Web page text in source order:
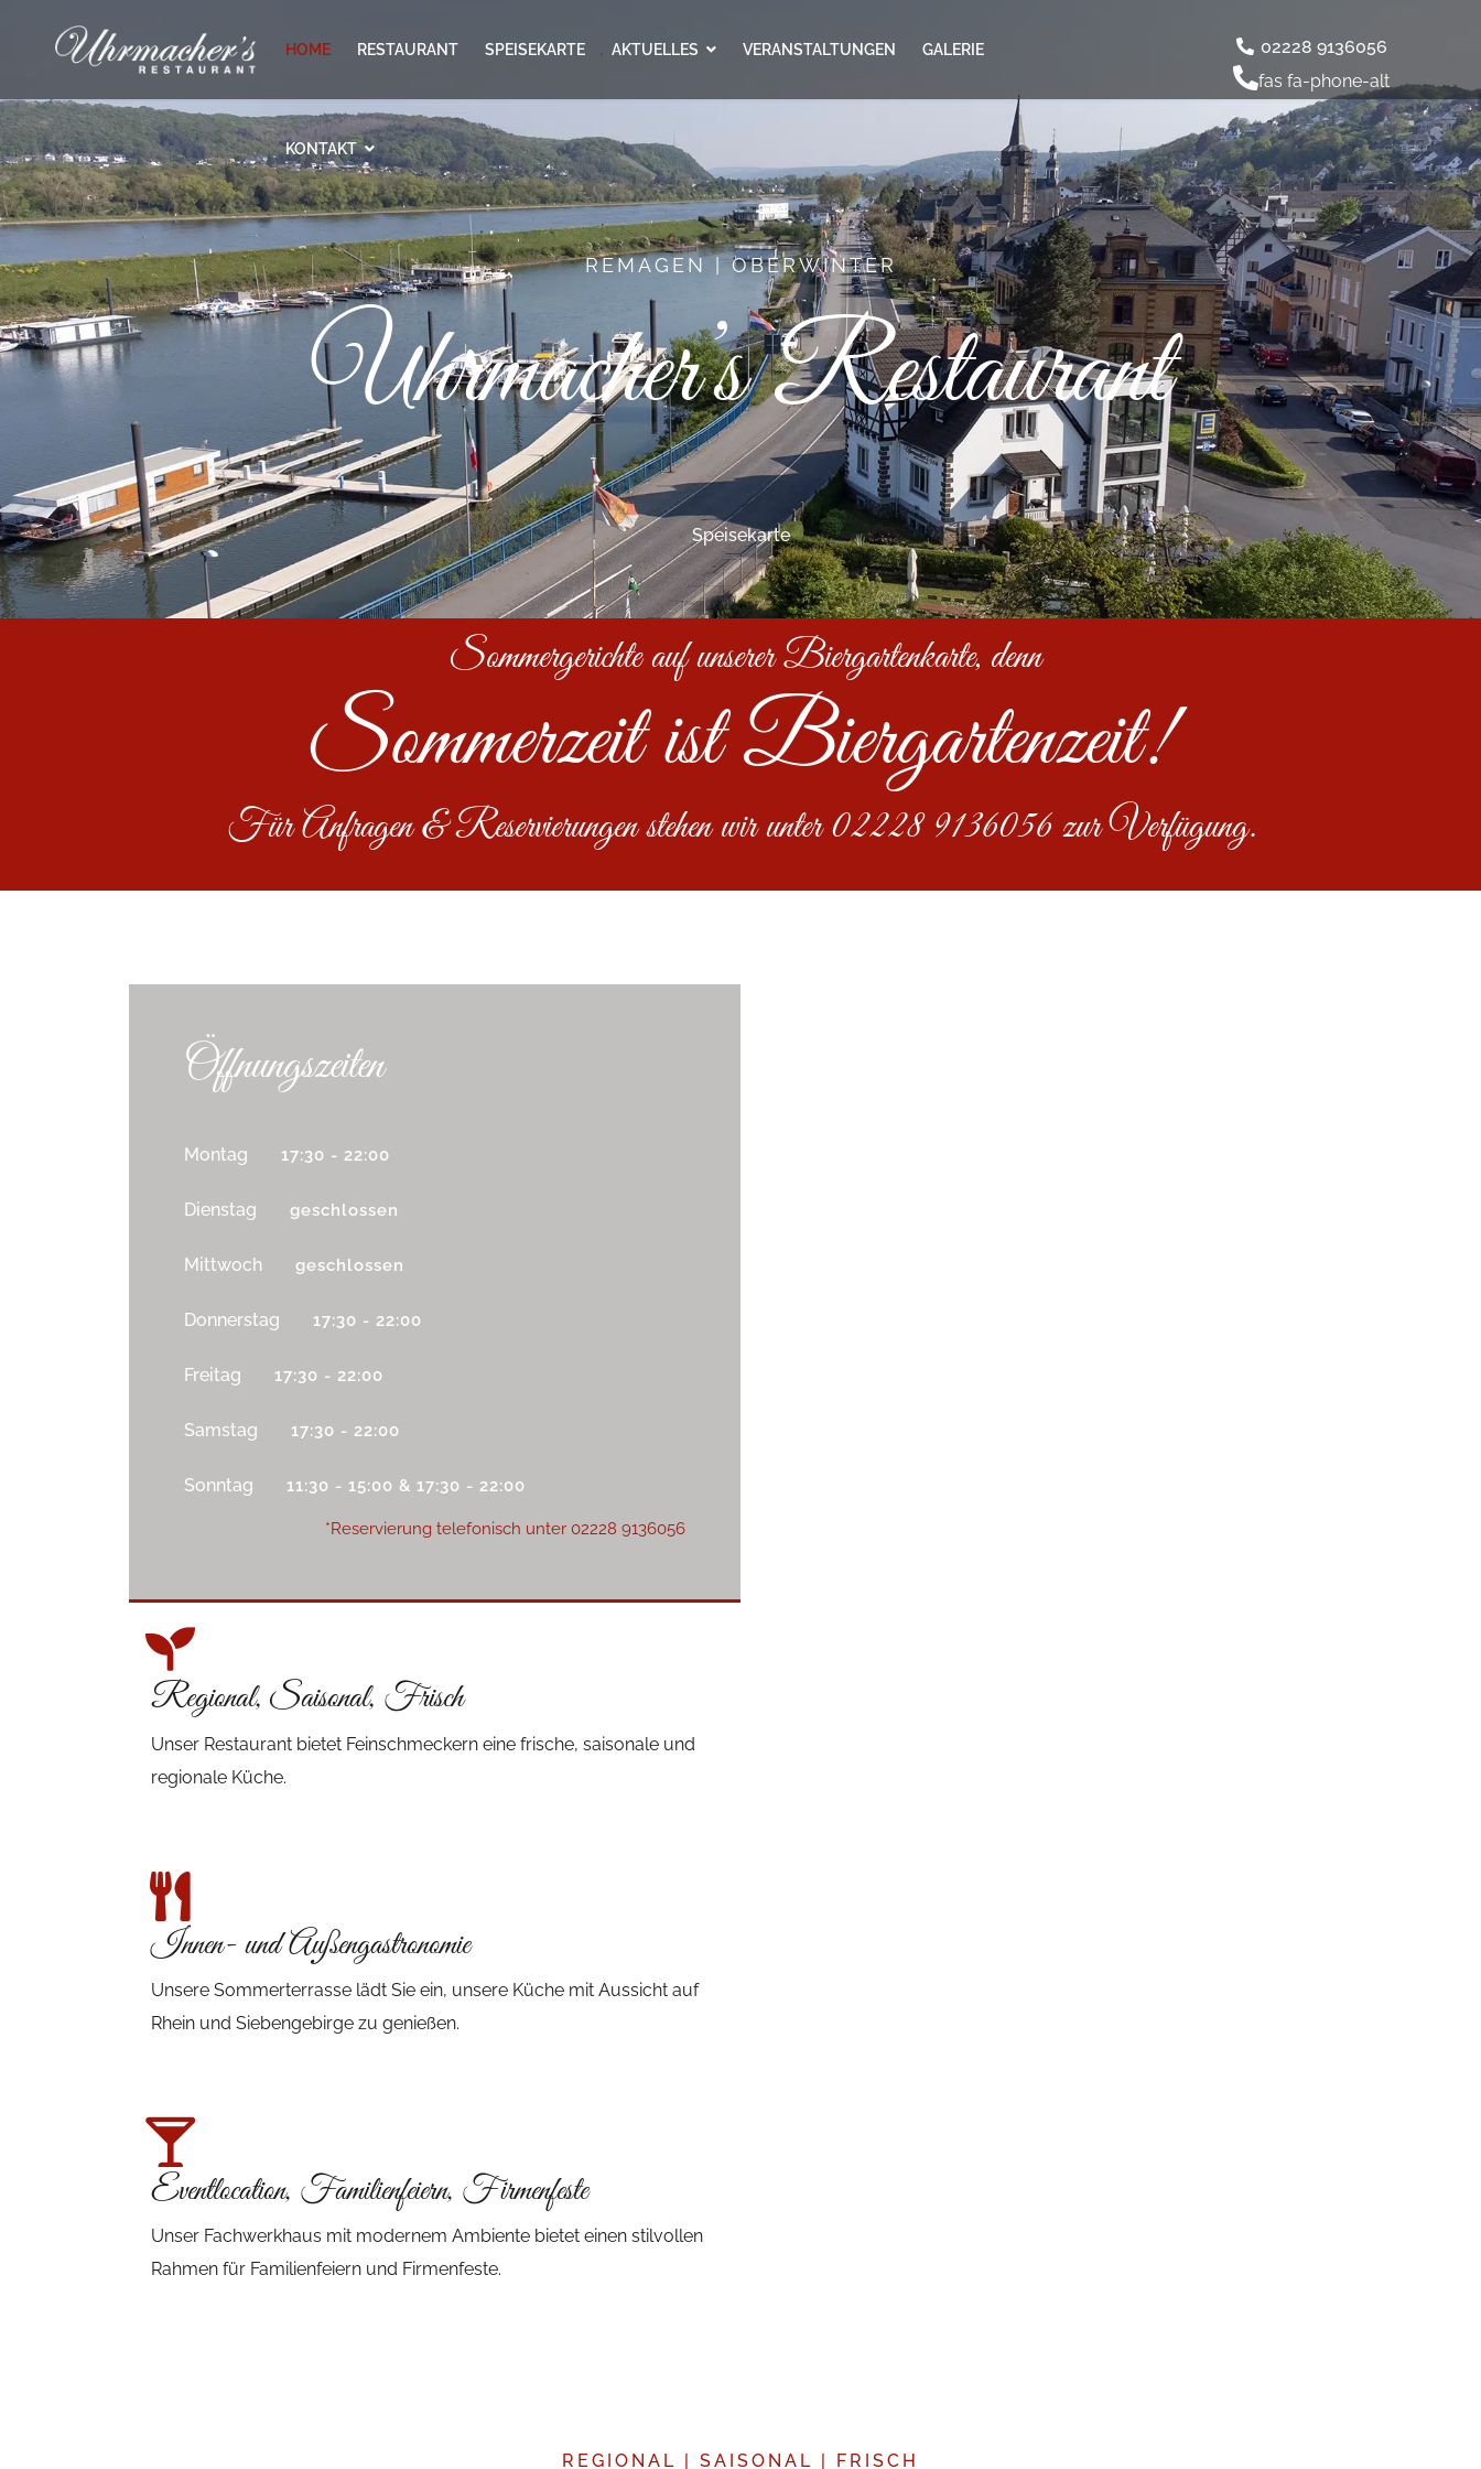
HOME RESTAURANT SPEISEKARTE AKTUELLES VERANSTALTUNGEN GALERIE
KONTAKT
02228 9136056
fas fa-phone-alt
REMAGEN | OBERWINTER
Uhrmacher’s Restaurant
Speisekarte
Sommergerichte auf unserer Biergartenkarte, denn
Sommerzeit ist Biergartenzeit!
Für Anfragen & Reservierungen stehen wir unter 02228 9136056 zur Verfügung.
Öffnungszeiten
Montag 17:30 - 22:00
Dienstag geschlossen
Mittwoch geschlossen
Donnerstag 17:30 - 22:00
Freitag 17:30 - 22:00
Samstag 17:30 - 22:00
Sonntag 11:30 - 15:00 & 17:30 - 22:00
*Reservierung telefonisch unter 02228 9136056
Regional, Saisonal, Frisch
Unser Restaurant bietet Feinschmeckern eine frische, saisonale und
regionale Küche.
Innen- und Außengastronomie
Unsere Sommerterrasse lädt Sie ein, unsere Küche mit Aussicht auf
Rhein und Siebengebirge zu genießen.
Eventlocation, Familienfeiern, Firmenfeste
Unser Fachwerkhaus mit modernem Ambiente bietet einen stilvollen
Rahmen für Familienfeiern und Firmenfeste.
REGIONAL | SAISONAL | FRISCH